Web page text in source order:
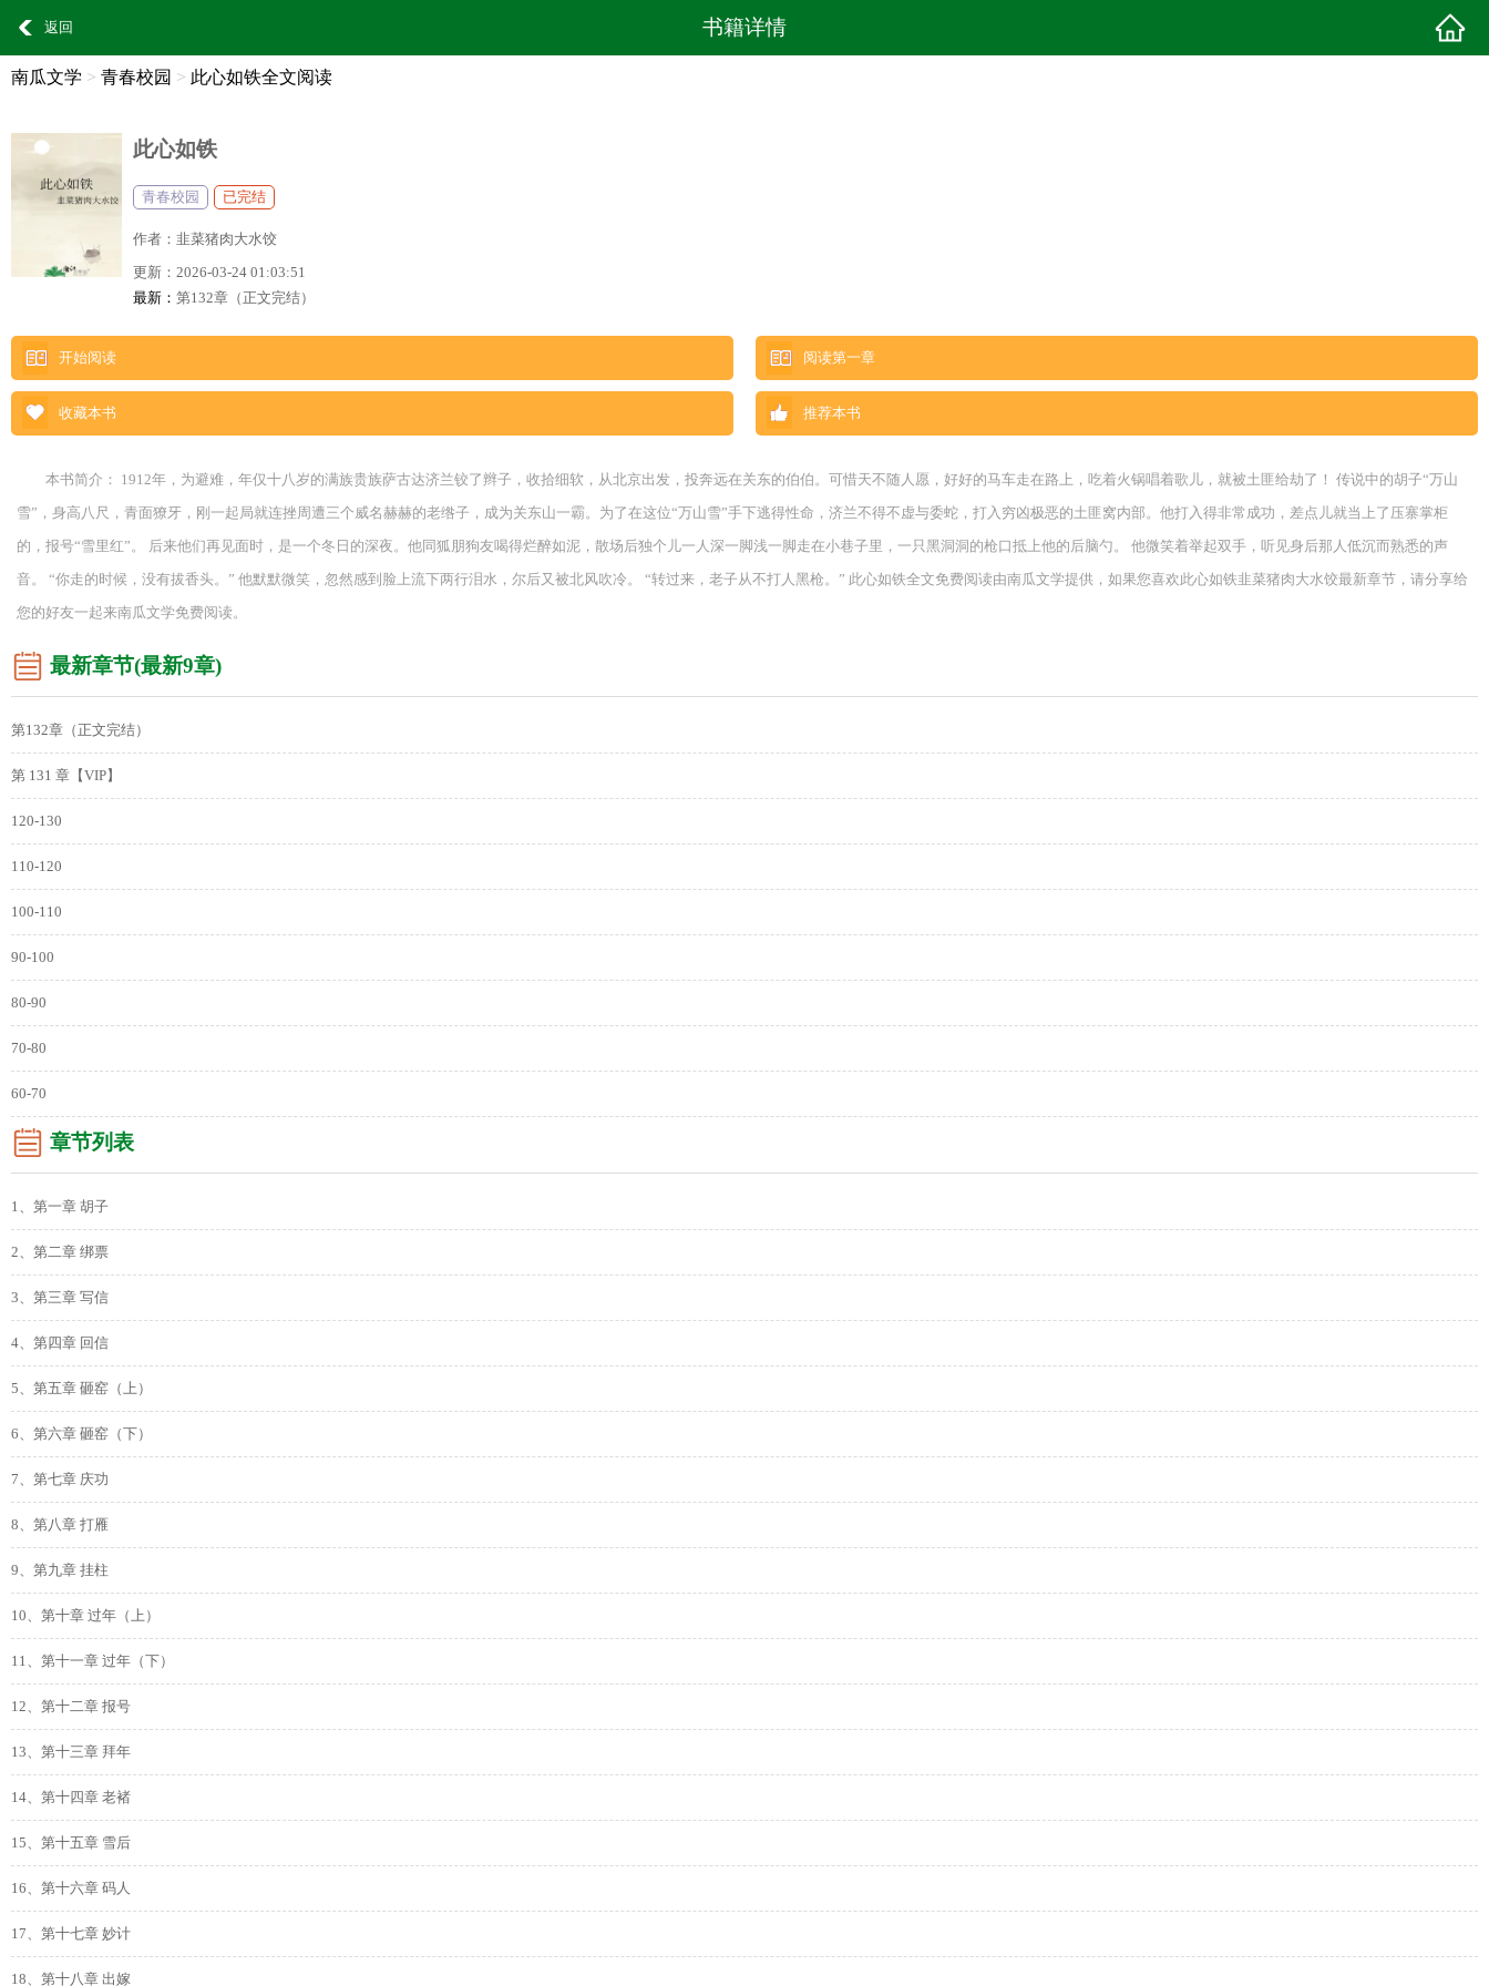
返回 书籍详情
南瓜文学 > 青春校园 > 此心如铁全文阅读
此心如铁
青春校园 已完结
作者： 韭菜猪肉大水饺
更新： 2026-03-24 01:03:51
最新： 第132章（正文完结）
开始阅读 阅读第一章
收藏本书 推荐本书
本书简介： 1912年，为避难，年仅十八岁的满族贵族萨古达济兰铰了辫子，收拾细软，从北京出发，投奔远在关东的伯伯。可惜天不随人愿，好好的马车走在路上，吃着火锅唱着歌儿，就被土匪给劫了！ 传说中的胡子“万山
雪”，身高八尺，青面獠牙，刚一起局就连挫周遭三个威名赫赫的老绺子，成为关东山一霸。为了在这位“万山雪”手下逃得性命，济兰不得不虚与委蛇，打入穷凶极恶的土匪窝内部。他打入得非常成功，差点儿就当上了压寨掌柜
的，报号“雪里红”。 后来他们再见面时，是一个冬日的深夜。他同狐朋狗友喝得烂醉如泥，散场后独个儿一人深一脚浅一脚走在小巷子里，一只黑洞洞的枪口抵上他的后脑勺。 他微笑着举起双手，听见身后那人低沉而熟悉的声
音。 “你走的时候，没有拔香头。” 他默默微笑，忽然感到脸上流下两行泪水，尔后又被北风吹冷。 “转过来，老子从不打人黑枪。” 此心如铁全文免费阅读由南瓜文学提供，如果您喜欢此心如铁韭菜猪肉大水饺最新章节，请分享给
您的好友一起来南瓜文学免费阅读。
最新章节(最新9章)
第132章（正文完结）
第 131 章【VIP】
120-130
110-120
100-110
90-100
80-90
70-80
60-70
章节列表
1、第一章 胡子
2、第二章 绑票
3、第三章 写信
4、第四章 回信
5、第五章 砸窑（上）
6、第六章 砸窑（下）
7、第七章 庆功
8、第八章 打雁
9、第九章 挂柱
10、第十章 过年（上）
11、第十一章 过年（下）
12、第十二章 报号
13、第十三章 拜年
14、第十四章 老褚
15、第十五章 雪后
16、第十六章 码人
17、第十七章 妙计
18、第十八章 出嫁